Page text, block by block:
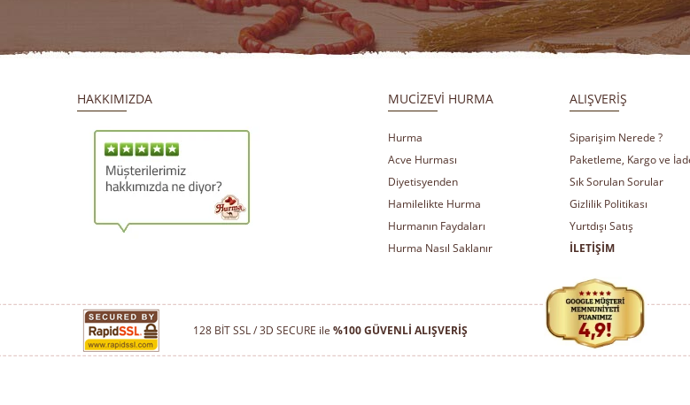
HAKKIMIZDA MUCİZEVİ HURMA ALIŞVERİŞ
Hurma
Siparişim Nerede ?
Acve Hurması
Paketleme, Kargo ve
Diyetisyenden
Sık Sorulan Sorular
Hamilelikte Hurma
Gizlilik Politikası
Hurmanın Faydaları
Yurtdışı Satış
Hurma Nasıl Saklanır
İLETİŞİM
128 BİT SSL / 3D SECURE ile %100 GÜVENLİ ALIŞVERİŞ